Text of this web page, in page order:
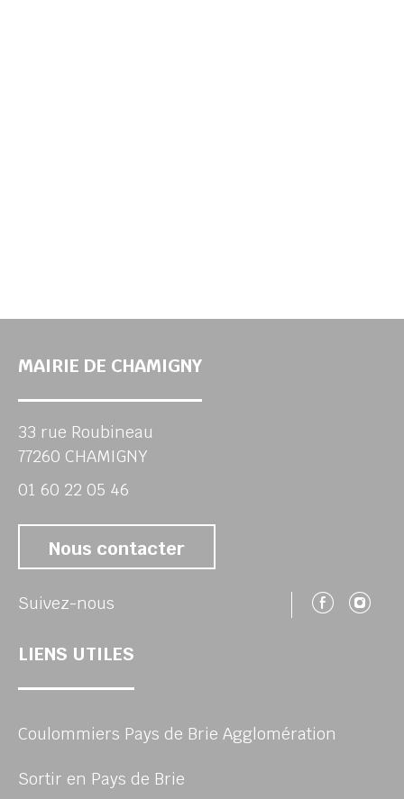
MAIRIE DE CHAMIGNY
33 rue Roubineau
77260 CHAMIGNY
01 60 22 05 46
Nous contacter
Suivez-nous
LIENS UTILES
Coulommiers Pays de Brie Agglomération
Sortir en Pays de Brie